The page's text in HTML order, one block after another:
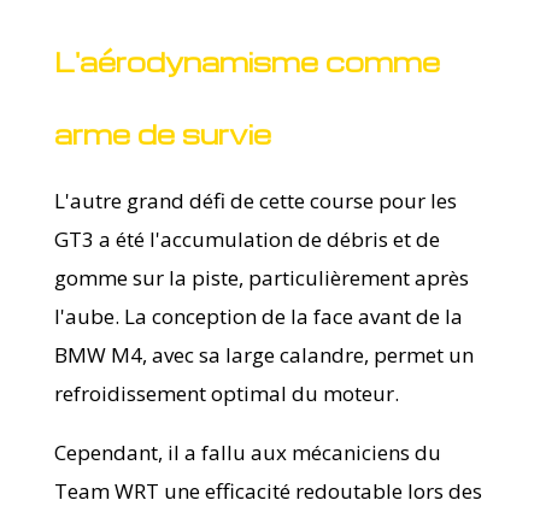
L'aérodynamisme comme
arme de survie
L'autre grand défi de cette course pour les
GT3 a été l'accumulation de débris et de
gomme sur la piste, particulièrement après
l'aube. La conception de la face avant de la
BMW M4, avec sa large calandre, permet un
refroidissement optimal du moteur.
Cependant, il a fallu aux mécaniciens du
Team WRT une efficacité redoutable lors des